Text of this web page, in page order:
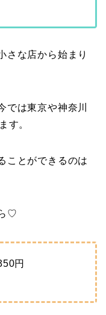
さな店から始まり
では東京や神奈川
す。
ことができるのは
♡
円